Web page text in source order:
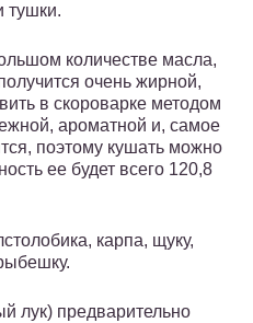
тушки.
количестве масла,
очень жирной,
в скороварке методом
ароматной и, самое
поэтому кушать можно
ее будет всего 120,8
карпа, щуку,
лук) предварительно